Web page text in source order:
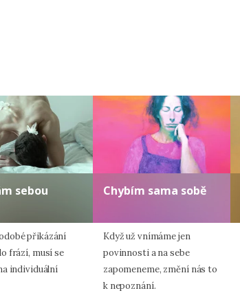
sebou
přikázání
frází, musí se
individuální
Chybím sama sobě
Když už vnímáme jen
povinnosti a na sebe
zapomeneme, změní nás to
k nepoznání.